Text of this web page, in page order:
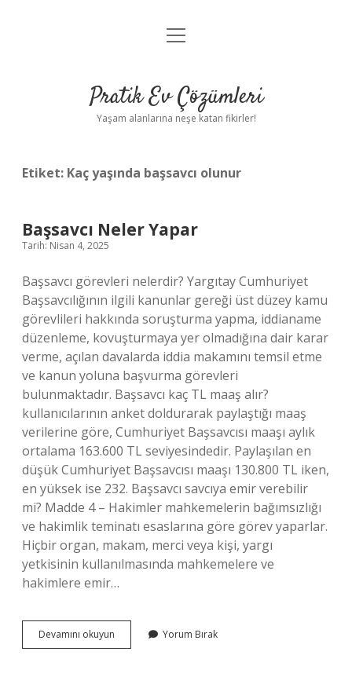
Anasayfa
Yasal Uyarı
menüyü
Pratik Ev Çözümleri
Yaşam alanlarına neşe katan fikirler!
Etiket: Kaç yaşında başsavcı olunur
Başsavcı Neler Yapar
Tarih: Nisan 4, 2025
Başsavcı görevleri nelerdir? Yargıtay Cumhuriyet
Başsavcılığının ilgili kanunlar gereği üst düzey kamu
görevlileri hakkında soruşturma yapma, iddianame
düzenleme, kovuşturmaya yer olmadığına dair karar
verme, açılan davalarda iddia makamını temsil etme
ve kanun yoluna başvurma görevleri
bulunmaktadır. Başsavcı kaç TL maaş alır?
kullanıcılarının anket doldurarak paylaştığı maaş
verilerine göre, Cumhuriyet Başsavcısı maaşı aylık
ortalama 163.600 TL seviyesindedir. Paylaşılan en
düşük Cumhuriyet Başsavcısı maaşı 130.800 TL iken,
en yüksek ise 232. Başsavcı savcıya emir verebilir
mi? Madde 4 – Hakimler mahkemelerin bağımsızlığı
ve hakimlik teminatı esaslarına göre görev yaparlar.
Hiçbir organ, makam, merci veya kişi, yargı
yetkisinin kullanılmasında mahkemelere ve
hakimlere emir…
Devamını okuyun Başsavcı
Neler
Yorum Bırak